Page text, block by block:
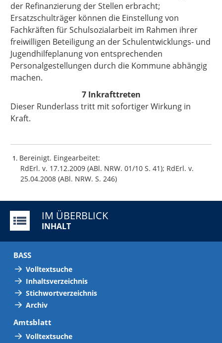
der Refinanzierung der Stellen erbracht;
Ersatzschulträger können die Einstellung von
Fachkräften für Schulsozialarbeit im Rahmen ihrer
freiwilligen Beteiligung an der Schulentwicklungs- und
Jugendhilfeplanung von entsprechenden
Personalgestellungen durch die Kommune abhängig
machen.
7 Inkrafttreten
Dieser Runderlass tritt mit sofortiger Wirkung in
Kraft.
1 Bereinigt. Eingearbeitet:
RdErl. v. 17.12.2009 (ABl. NRW. 01/10 S. 41); RdErl. v.
25.04.2008 (ABl. NRW. S. 246)
IM ÜBERBLICK
INHALT
BASS
Volltextsuche
Inhaltsverzeichnis
Stichwortverzeichnis
Archiv
Amtsblatt
Volltextsuche